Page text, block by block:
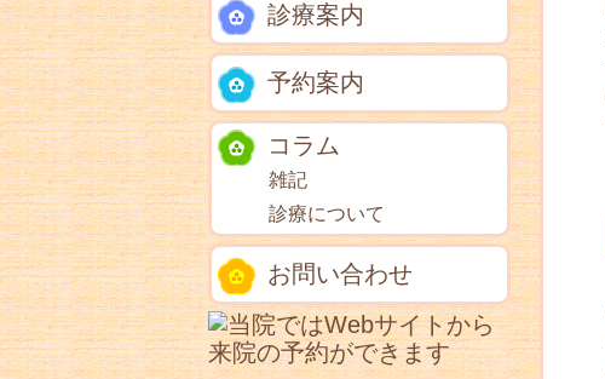
診療案内
予約案内
コラム
雑記
診療について
お問い合わせ